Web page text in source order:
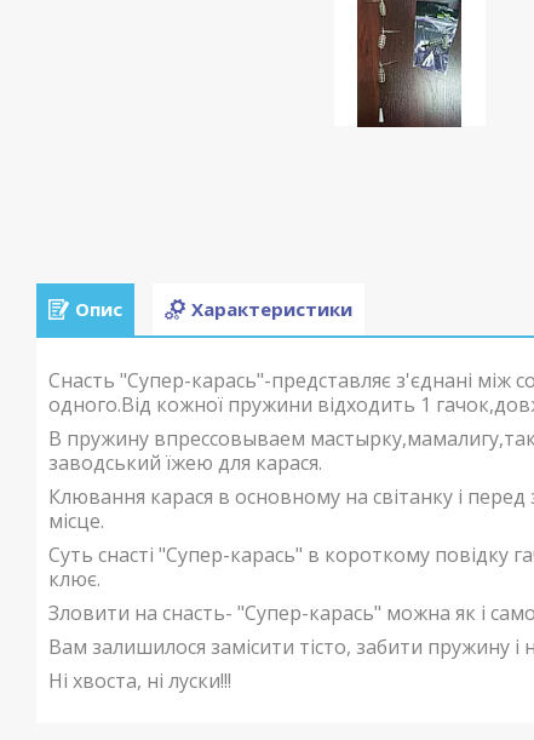
Опис Характеристики
Снасть "Супер-карась"-представляє з'єднані між
одного.Від кожної пружини відходить 1
В пружину впрессовываем
заводський їжею для карася.
Клювання карася в основному на світанку і
місце.
Суть снасті "Супер-карась" в короткому повідку
клює.
Зловити на снасть- "Супер-карась" можна як і
Вам залишилося замісити тісто, забити пружину
Ні хвоста, ні луски!!!